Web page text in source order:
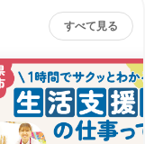
すべて見る